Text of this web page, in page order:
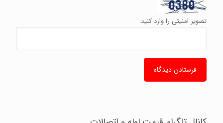
تصویر امنیتی را وارد کنید: